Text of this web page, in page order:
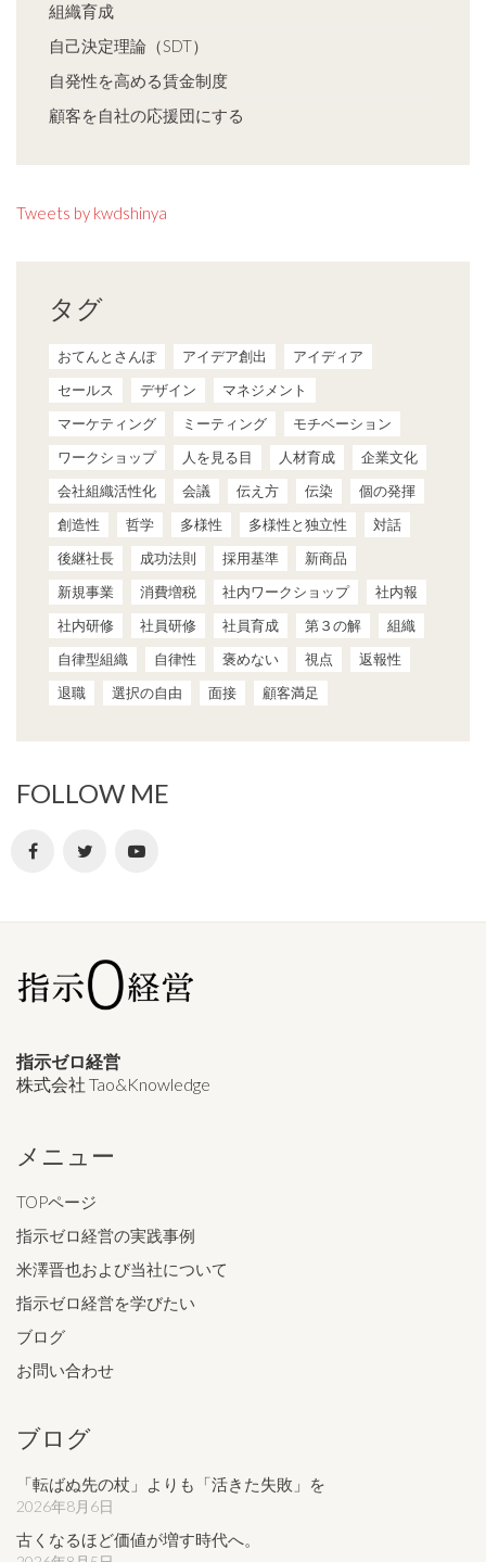
組織育成
自己決定理論（SDT）
自発性を高める賃金制度
顧客を自社の応援団にする
Tweets by kwdshinya
タグ
おてんとさんぽ アイデア創出
アイディア
セールス
デザイン
マネジメント
マーケティング
ミーティング
モチベーション
ワークショップ
人を見る目 人材育成
企業文化
会社組織活性化
会議 伝え方 伝染
個の発揮
創造性
哲学 多様性 多様性と独立性
対話
後継社長
成功法則 採用基準
新商品
新規事業
消費増税 社内ワークショップ
社内報
社内研修
社員研修 社員育成 第３の解
組織
自律型組織
自律性 褒めない 視点
返報性
退職
選択の自由 面接 顧客満足
FOLLOW ME
指示ゼロ経営
株式会社 Tao&Knowledge
メニュー
TOPページ
指示ゼロ経営の実践事例
米澤晋也および当社について
指示ゼロ経営を学びたい
ブログ
お問い合わせ
ブログ
「転ばぬ先の杖」よりも「活きた失敗」を
2026年8月6日
古くなるほど価値が増す時代へ。